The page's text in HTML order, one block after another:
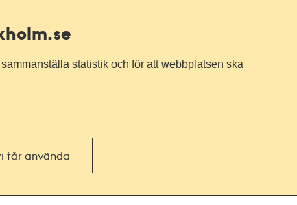
statistik och för att webbplatsen ska
får använda